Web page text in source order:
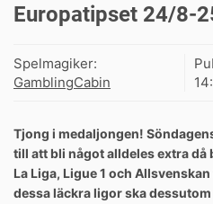
Europatipset 24/8-
Spelmagiker:
GamblingCabin
Tjong i medaljongen!
till att bli något alldeles extra då
La Liga, Ligue 1 och
dessa läckra ligor ska